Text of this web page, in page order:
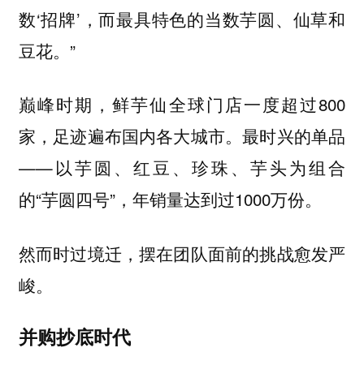
数‘招牌’，而最具特色的当数芋圆、仙草和
豆花。”
巅峰时期，鲜芋仙全球门店一度超过800
家，足迹遍布国内各大城市。最时兴的单品
——以芋圆、红豆、珍珠、芋头为组合
的“芋圆四号”，年销量达到过1000万份。
然而时过境迁，摆在团队面前的挑战愈发严
峻。
并购抄底时代